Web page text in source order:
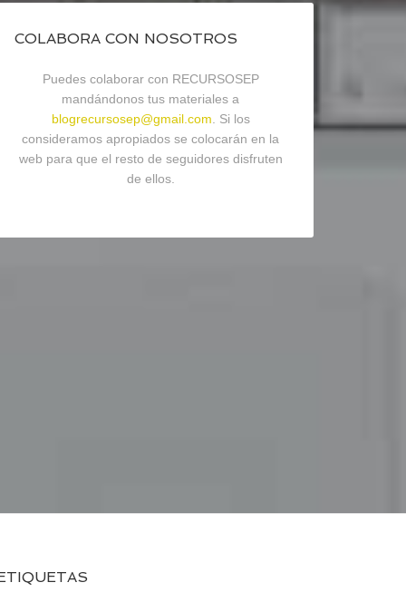
COLABORA CON NOSOTROS
Puedes colaborar con RECURSOSEP
mandándonos tus materiales a
blogrecursosep@gmail.com . Si los
consideramos apropiados se colocarán en la
web para que el resto de seguidores disfruten
de ellos.